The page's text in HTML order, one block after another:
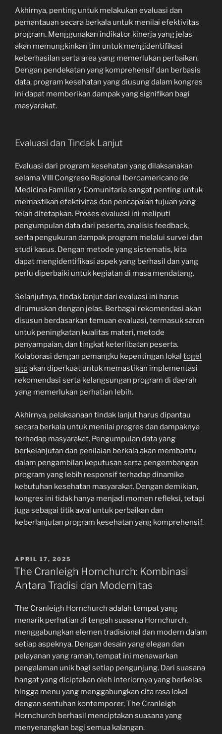
Akhirnya, penting untuk melakukan evaluasi dan
pemantauan secara berkala untuk menilai efektivitas
program. Menggunakan indikator kinerja yang jelas
akan memungkinkan tim untuk mengidentifikasi
keberhasilan serta area yang memerlukan perbaikan.
Dengan pendekatan yang komprehensif dan berbasis
data, program kesehatan yang diusung dalam kongres
ini dapat memberikan dampak yang signifikan bagi
masyarakat.
Evaluasi dan Tindak Lanjut
Evaluasi dari program kesehatan yang dilaksanakan
selama VIII Congreso Regional Iberoamericano de
Medicina Familiar y Comunitaria sangat penting untuk
memastikan efektivitas dan pencapaian tujuan yang
telah ditetapkan. Proses evaluasi ini meliputi
pengumpulan data dari peserta, analisis feedback,
serta pengukuran dampak program melalui survei dan
studi kasus. Dengan metode yang sistematis, kita
dapat mengidentifikasi aspek yang berhasil dan yang
perlu diperbaiki untuk kegiatan di masa mendatang.
Selanjutnya, tindak lanjut dari evaluasi ini harus
dirumuskan dengan jelas. Berbagai rekomendasi akan
disusun berdasarkan temuan evaluasi, termasuk saran
untuk peningkatan kualitas materi, metode
penyampaian, dan tingkat keterlibatan peserta.
Kolaborasi dengan pemangku kepentingan lokal togel
sgpakan diperkuat untuk memastikan implementasi
rekomendasi serta kelangsungan program di daerah
yang memerlukan perhatian lebih.
Akhirnya, pelaksanaan tindak lanjut harus dipantau
secara berkala untuk menilai progres dan dampaknya
terhadap masyarakat. Pengumpulan data yang
berkelanjutan dan penilaian berkala akan membantu
dalam pengambilan keputusan serta pengembangan
program yang lebih responsif terhadap dinamika
kebutuhan kesehatan masyarakat. Dengan demikian,
kongres ini tidak hanya menjadi momen refleksi, tetapi
juga sebagai titik awal untuk perbaikan dan
keberlanjutan program kesehatan yang komprehensif.
POSTED
ON
APRIL 17, 2025
The Cranleigh Hornchurch: Kombinasi
Antara Tradisi dan Modernitas
The Cranleigh Hornchurch adalah tempat yang
menarik perhatian di tengah suasana Hornchurch,
menggabungkan elemen tradisional dan modern dalam
setiap aspeknya. Dengan desain yang elegan dan
pelayanan yang ramah, tempat ini menawarkan
pengalaman unik bagi setiap pengunjung. Dari suasana
hangat yang diciptakan oleh interiornya yang berkelas
hingga menu yang menggabungkan cita rasa lokal
dengan sentuhan kontemporer, The Cranleigh
Hornchurch berhasil menciptakan suasana yang
menyenangkan bagi semua kalangan.